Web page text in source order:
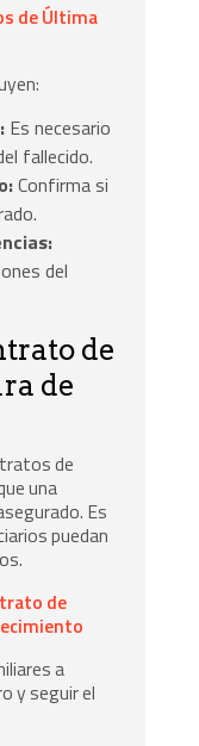
de Última
Es necesario
fallecido.
Confirma si
del
de
de
de
una
Es
puedan
de
a
y seguir el